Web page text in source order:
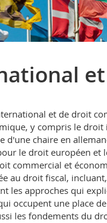
et de droit
y compris le
d'une chaire en
le droit européen et
commercial et
au droit fiscal,
les approches qui
occupent une place
les fondements du